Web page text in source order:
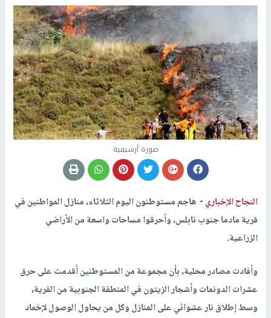
صورة أرشيفية
النجاح الإخباري - هاجم مستوطنون اليوم الثلاثاء، منازل المواطنين في
قرية مادما جنوب نابلس، وأحرقوا مساحات واسعة من الأراضي
الزراعية.
وأفادت مصادر محلية، بأن مجموعة من المستوطنين أقدمت على حرق
عشرات الدونمات وأشجار الزيتون في المنطقة الجنوبية من القرية،
وسط إطلاق نار عشوائي على المنازل وكل من يحاول الوصول لإخماد